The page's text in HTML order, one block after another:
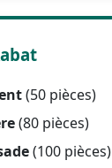
(50 pièces)
(80 pièces)
(100 pièces)